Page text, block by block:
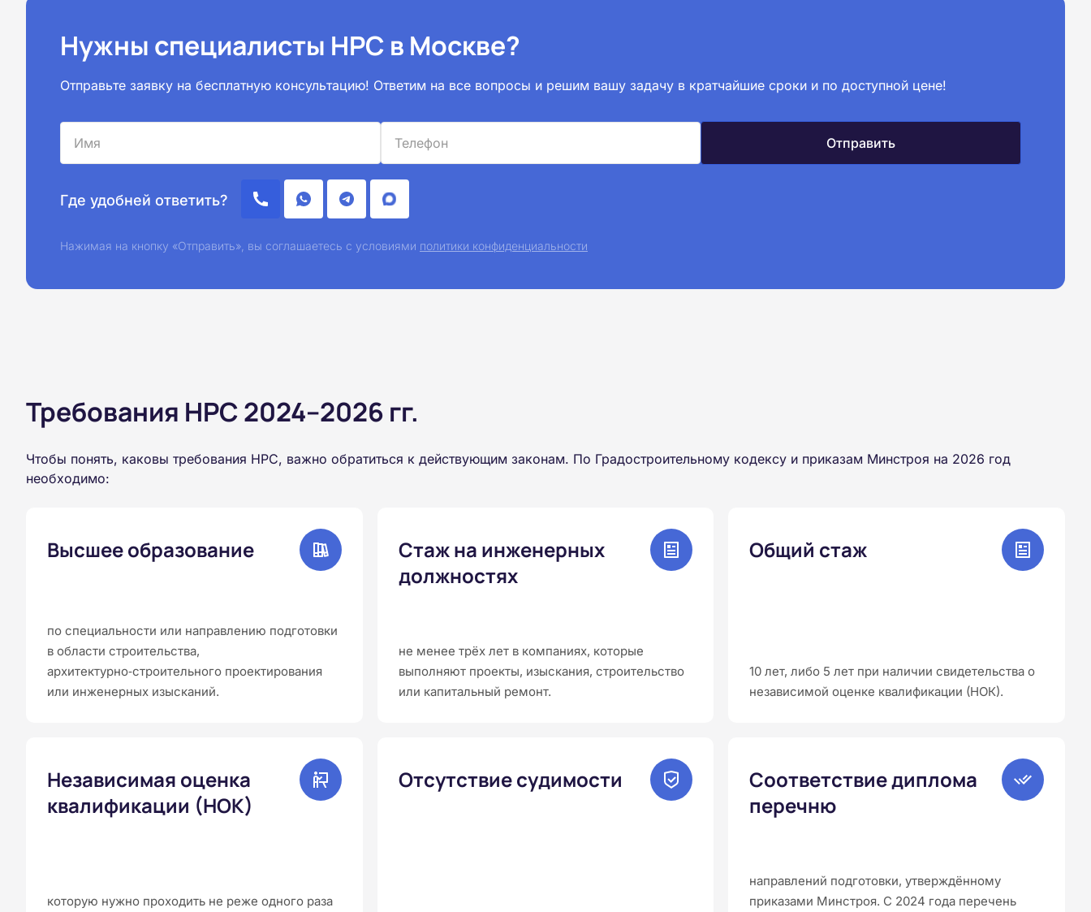
Нужны специалисты НРС в Москве?
Отправьте заявку на бесплатную консультацию! Ответим на все вопросы и решим вашу задачу в кратчайшие сроки и по доступной цене!
Где удобней ответить?
Нажимая на кнопку «Отправить», вы соглашаетесь с условиями политики конфиденциальности
Требования НРС 2024–2026 гг.
Чтобы понять, каковы требования НРС, важно обратиться к действующим законам. По Градостроительному кодексу и приказам Минстроя на 2026 год
необходимо:
Высшее образование
по специальности или направлению подготовки
в области строительства,
архитектурно‑строительного проектирования
или инженерных изысканий.
Стаж на инженерных
должностях
не менее трёх лет в компаниях, которые
выполняют проекты, изыскания, строительство
или капитальный ремонт.
Общий стаж
10 лет, либо 5 лет при наличии свидетельства о
независимой оценке квалификации (НОК).
Независимая оценка
квалификации (НОК)
которую нужно проходить не реже одного раза
Отсутствие судимости
Соответствие диплома
перечню
направлений подготовки, утверждённому
приказами Минстроя. С 2024 года перечень